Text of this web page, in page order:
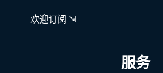
欢迎订阅 ⇲
服务